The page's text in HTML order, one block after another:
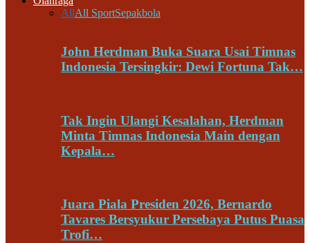
AllAll SportSepakbola
John Herdman Buka Suara Usai Timnas
Indonesia Tersingkir: Dewi Fortuna Tak…
Tak Ingin Ulangi Kesalahan, Herdman
Minta Timnas Indonesia Main dengan
Kepala…
Juara Piala Presiden 2026, Bernardo
Tavares Bersyukur Persebaya Putus Puasa
Trofi…